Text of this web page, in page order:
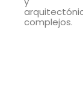
complejos.